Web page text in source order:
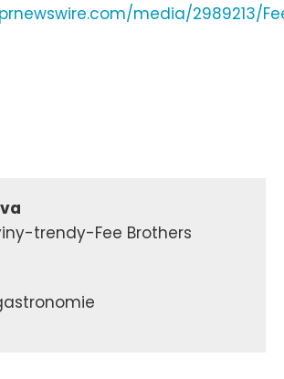
media/2989213/
trendy-Fee Brothers